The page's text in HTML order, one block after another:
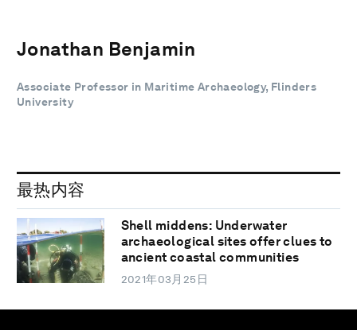
Jonathan Benjamin
Associate Professor in Maritime Archaeology, Flinders
University
最热内容
Shell middens: Underwater
archaeological sites offer clues to
ancient coastal communities
2021年03月25日